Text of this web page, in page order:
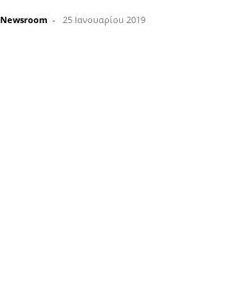
Newsroom - 25 Ιανουαρίου 2019